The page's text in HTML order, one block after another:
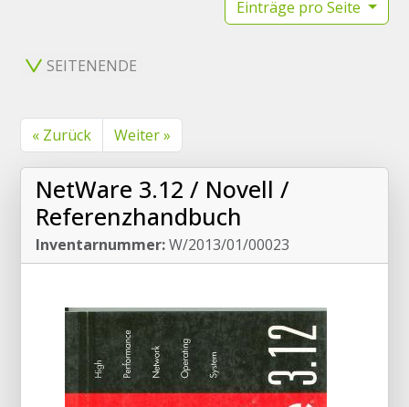
Einträge pro Seite
SEITENENDE
« Zurück Weiter »
NetWare 3.12 / Novell /
Referenzhandbuch
Inventarnummer:W/2013/01/00023